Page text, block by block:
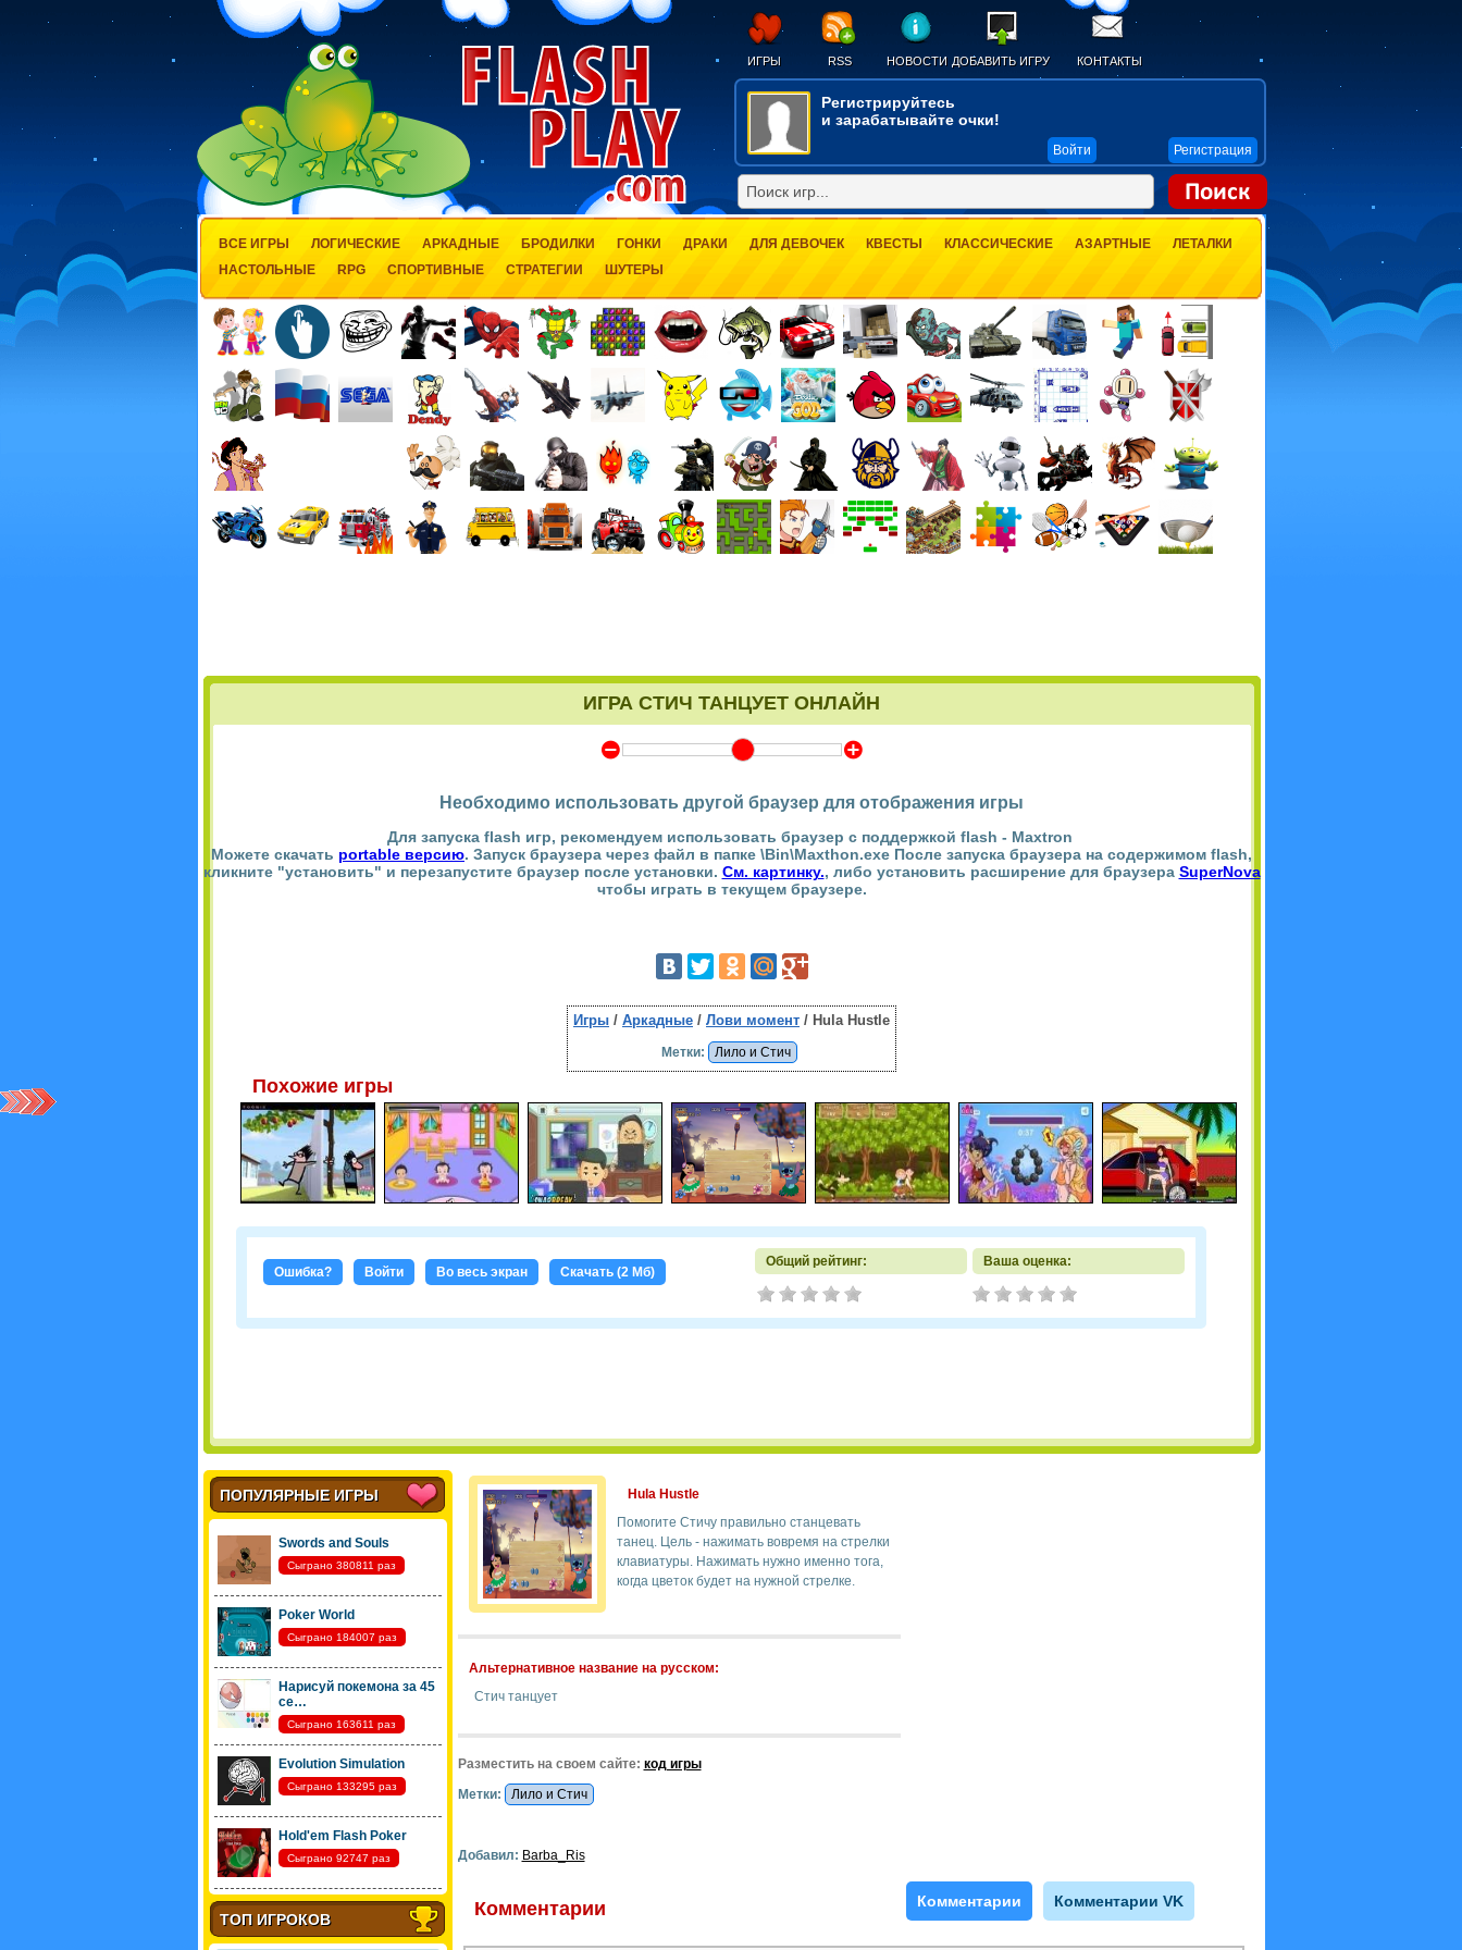
ИГРЫ RSS НОВОСТИ ДОБАВИТЬ ИГРУ КОНТАКТЫ
Регистрируйтесь
и зарабатывайте очки!
Войти Регистрация
ВСЕ ИГРЫ ЛОГИЧЕСКИЕ АРКАДНЫЕ БРОДИЛКИ ГОНКИ ДРАКИ ДЛЯ ДЕВОЧЕК КВЕСТЫ КЛАССИЧЕСКИЕ АЗАРТНЫЕ
ЛЕТАЛКИ
НАСТОЛЬНЫЕ
RPG СПОРТИВНЫЕ СТРАТЕГИИ ШУТЕРЫ
ИГРА СТИЧ ТАНЦУЕТ ОНЛАЙН
Y Z
Необходимо использовать другой браузер для отображения игры
Для запуска flash игр, рекомендуем использовать браузер с поддержкой flash - Maxtron
Можете скачать portable версию. Запуск браузера через файл в папке \Bin\Maxthon.exe После запуска браузера на содержимом flash,
кликните "установить" и перезапустите браузер после установки. См. картинку., либо установить расширение для браузера SuperNova
чтобы играть в текущем браузере.
Игры / Аркадные / Лови момент / Hula Hustle
Метки: Лило и Стич
Похожие игры
Ошибка? Войти Во весь экран Скачать (2 Мб)
Общий рейтинг: Ваша оценка:
ПОПУЛЯРНЫЕ ИГРЫ
Swords and Souls
Сыграно 380811 раз
Poker World
Сыграно 184007 раз
Нарисуй покемона за 45
се…
Сыграно 163611 раз
Evolution Simulation
Сыграно 133295 раз
Hold'em Flash Poker
Сыграно 92747 раз
ТОП ИГРОКОВ
Hula Hustle
Помогите Стичу правильно станцевать
танец. Цель - нажимать вовремя на стрелки
клавиатуры. Нажимать нужно именно тога,
когда цветок будет на нужной стрелке.
Альтернативное название на русском:
Стич танцует
Разместить на своем сайте: код игры
Метки:
Лило и Стич
Добавил: Barba_Ris
Комментарии Комментарии Комментарии VK